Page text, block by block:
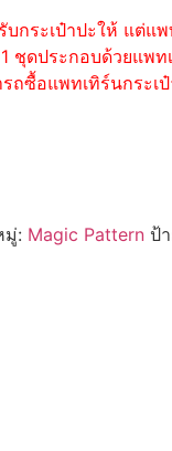
กระเป๋าปะให้ แต่แพ
ชุดประกอบด้วยแพท
ถซื้อแพทเทิร์นกระเ
มู่: Magic Pattern ป้